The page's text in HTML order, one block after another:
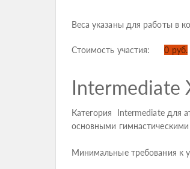
Веса указаны для работы в
Стоимость участия: 0 руб.
Категория Intermediate для
основными
Минимальные требования к